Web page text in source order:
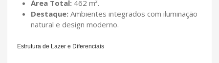
Área Total:462 m².
Destaque:Ambientes integrados com iluminação
natural e design moderno.
Estrutura de Lazer e Diferenciais